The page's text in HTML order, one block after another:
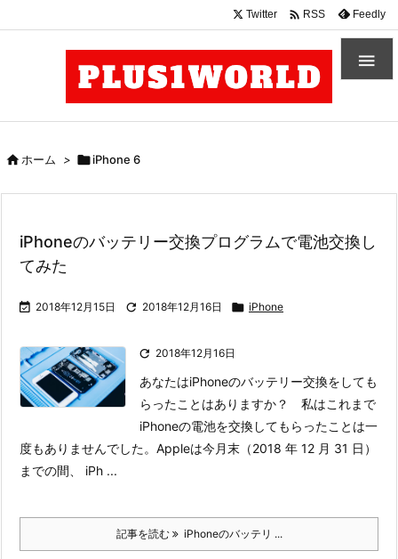

Twitter  RSS Feedly
ホーム > iPhone 6
iPhoneのバッテリー交換プログラムで電池交換し
てみた
 2018年12月15日  2018年12月16日  iPhone
 2018年12月16日
あなたはiPhoneのバッテリー交換をしても
らったことはありますか？ 私はこれまで
iPhoneの電池を交換してもらったことは一
度もありませんでした。 Appleは今月末（2018 年 12 月 31 日）
までの間、 iPh ...
記事を読む iPhoneのバッテリ ...